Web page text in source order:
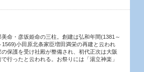
命・彦坂姫命の三柱。創建は弘和年間(1381～
1569)小田原北条家臣増田満栄の再建と云われ
保護を受け社殿が整備され、初代正次は大阪
行ったと云われる。お祭りには「湯立神楽」